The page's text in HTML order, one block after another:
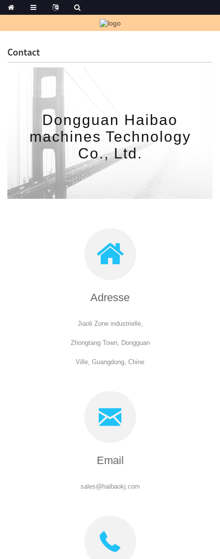
Contact
Dongguan Haibao
machines Technology
Co., Ltd.
Adresse
Jiaoli Zone industrielle,
Zhongtang Town, Dongguan
Ville, Guangdong, Chine
Email
sales@haibaokj.com